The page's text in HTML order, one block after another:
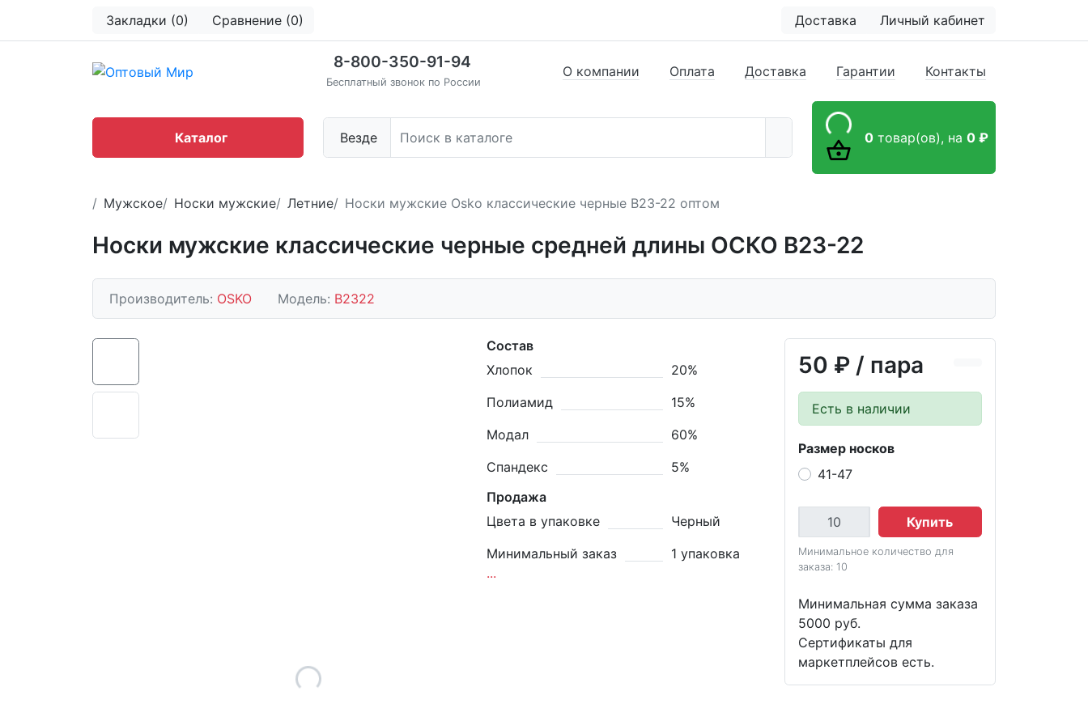
Закладки (0) Сравнение (0) Доставка Личный кабинет
8-800-350-91-94
Бесплатный звонок по России
Везде
О компании Оплата Доставка Гарантии Контакты
0 товар(ов), на 0 ₽
Каталог
Мужское Носки мужские Летние Носки мужские Osko классические черные В23-22 оптом
Носки мужские классические черные средней длины ОСКО В23-22
Производитель: OSKO Модель: В2322
50 ₽ / пара
Есть в наличии
Размер носков
41-47
Купить
Минимальное количество для
заказа: 10
Минимальная сумма заказа
5000 руб.
Сертификаты для
маркетплейсов есть.
Состав
Хлопок
20%
Полиамид
15%
Модал
60%
Спандекс
5%
Продажа
Цвета в упаковке
Черный
Минимальный заказ
1 упаковка
...